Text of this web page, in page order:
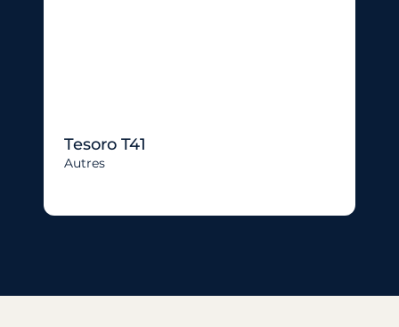
Tesoro T41
Autres